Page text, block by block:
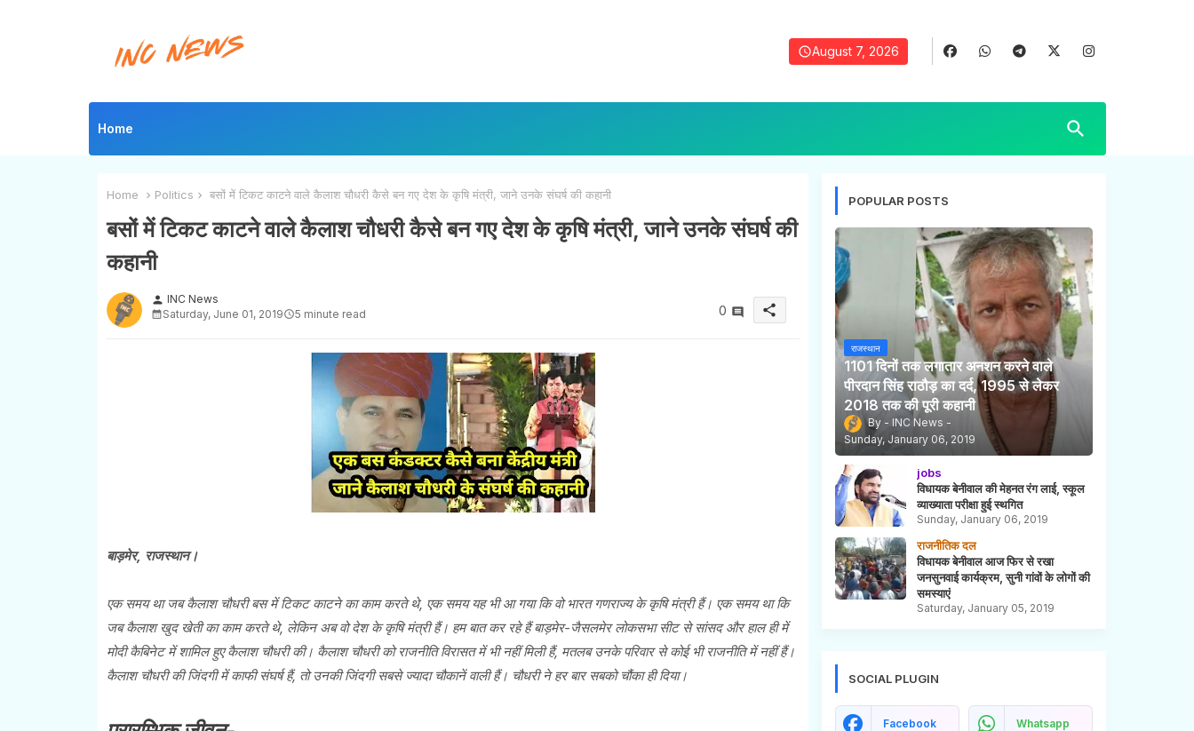
August 7, 2026
Home
Home Politics बसों में टिकट काटने वाले कैलाश चौधरी कैसे बन गए देश के कृषि मंत्री, जाने उनके संघर्ष की कहानी
बसों में टिकट काटने वाले कैलाश चौधरी कैसे बन गए देश के कृषि मंत्री, जाने उनके संघर्ष की
कहानी
person INC News
Saturday, June 01, 2019
5 minute read 0 share
बाड़मेर, राजस्थान।
एक समय था जब कैलाश चौधरी बस में टिकट काटने का काम करते थे, एक समय यह भी आ गया कि वो भारत गणराज्य के कृषि मंत्री हैं। एक समय था कि
जब कैलाश खुद खेती का काम करते थे, लेकिन अब वो देश के कृषि मंत्री हैं। हम बात कर रहे हैं बाड़मेर-जैसलमेर लोकसभा सीट से सांसद और हाल ही में
मोदी कैबिनेट में शामिल हुए कैलाश चौधरी की। कैलाश चौधरी को राजनीति विरासत में भी नहीं मिली हैं, मतलब उनके परिवार से कोई भी राजनीति में नहीं हैं।
कैलाश चौधरी की जिंदगी में काफी संघर्ष हैं, तो उनकी जिंदगी सबसे ज्यादा चौकानें वाली हैं। चौधरी ने हर बार सबको चौंका ही दिया।
POPULAR POSTS
राजस्थान
1101 दिनों तक लगातार अनशन करने वाले
पीरदान सिंह राठौड़ का दर्द, 1995 से लेकर
2018 तक की पूरी कहानी
INC News
Sunday, January 06, 2019
jobs
विधायक बेनीवाल की मेहनत रंग लाई, स्कूल
व्याख्याता परीक्षा हुई स्थगित
Sunday, January 06, 2019
राजनीतिक दल
विधायक बेनीवाल आज फिर से रखा
जनसुनवाई कार्यक्रम, सुनी गांवों के लोगों की
समस्याएं
Saturday, January 05, 2019
SOCIAL PLUGIN
Facebook Whatsapp